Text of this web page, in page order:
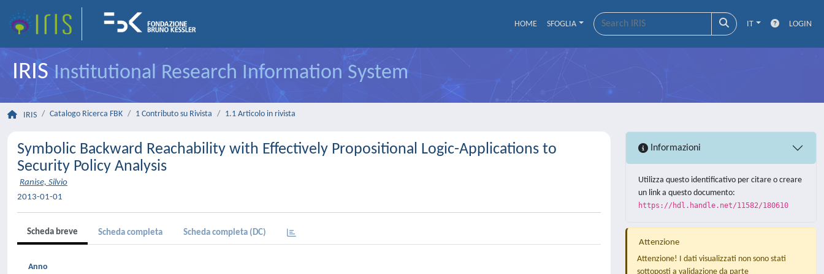
HOME SFOGLIA IT LOGIN
IRISInstitutional Research Information System
IRIS Catalogo Ricerca FBK 1 Contributo su Rivista 1.1 Articolo in rivista
Symbolic Backward Reachability with Effectively Propositional Logic-Applications to
Security Policy Analysis
Ranise, Silvio
2013-01-01
Scheda breve Scheda completa Scheda completa (DC)
Anno
Informazioni
Utilizza questo identificativo per citare o creare
un link a questo documento:
https://hdl.handle.net/11582/180610
Attenzione
Attenzione! I dati visualizzati non sono stati
sottoposti a validazione da parte